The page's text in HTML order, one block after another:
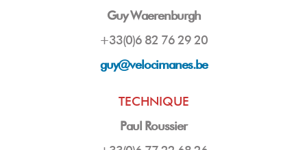
Guy Waerenburgh
+33(0)6 82 76 29 20
guy@velocimanes.be
TECHNIQUE
Paul Roussier